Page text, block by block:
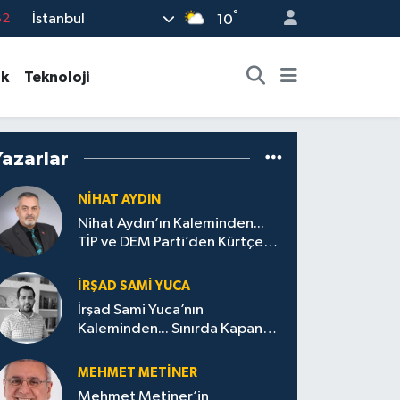
İstanbul 10°
Teknoloji
NIHAT AYDIN
Nihat Aydın’ın Kaleminden...
TİP ve DEM Parti’den Kürtçeye
İRŞAD SAMI YUCA
İrşad Sami Yuca’nın
Kaleminden... Sınırda Kapanan
Geliş(me)mişliği Üzerine
MEHMET METINER
Mehmet Metiner’in